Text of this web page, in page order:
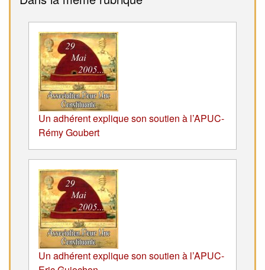
Un adhérent explique son soutien à l’APUC-
Rémy Goubert
Un adhérent explique son soutien à l’APUC-